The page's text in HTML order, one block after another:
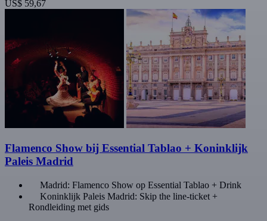
US$ 59,67
Flamenco Show bij Essential Tablao + Koninklijk
Paleis Madrid
Madrid: Flamenco Show op Essential Tablao + Drink
Koninklijk Paleis Madrid: Skip the line-ticket +
Rondleiding met gids